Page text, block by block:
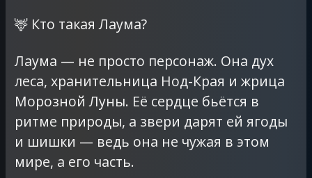
🦌 Кто такая Лаума?
Лаума — не просто персонаж. Она дух
леса, хранительница Нод-Края и жрица
Морозной Луны. Её сердце бьётся в
ритме природы, а звери дарят ей ягоды
и шишки — ведь она не чужая в этом
мире, а его часть.